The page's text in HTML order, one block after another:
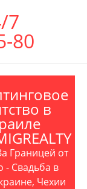
7
80
в
Границей от
- Свадьба в
Чехии